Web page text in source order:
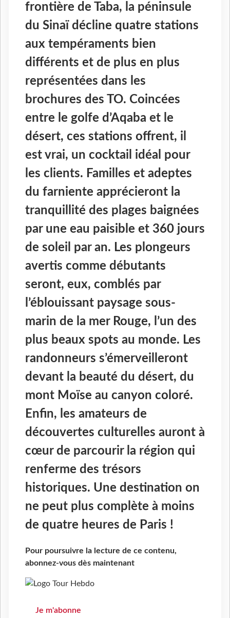
frontière de Taba, la péninsule
du Sinaï décline quatre stations
aux tempéraments bien
différents et de plus en plus
représentées dans les
brochures des TO. Coincées
entre le golfe d’Aqaba et le
désert, ces stations offrent, il
est vrai, un cocktail idéal pour
les clients. Familles et adeptes
du farniente apprécieront la
tranquillité des plages baignées
par une eau paisible et 360 jours
de soleil par an. Les plongeurs
avertis comme débutants
seront, eux, comblés par
l’éblouissant paysage sous-
marin de la mer Rouge, l’un des
plus beaux spots au monde. Les
randonneurs s’émerveilleront
devant la beauté du désert, du
mont Moïse au canyon coloré.
Enfin, les amateurs de
découvertes culturelles auront à
cœur de parcourir la région qui
renferme des trésors
historiques. Une destination on
ne peut plus complète à moins
de quatre heures de Paris !
Pour poursuivre la lecture de ce contenu,
abonnez-vous dès maintenant
Je m'abonne